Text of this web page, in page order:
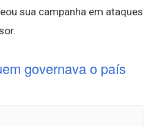
sua campanha em ataques
governava o país